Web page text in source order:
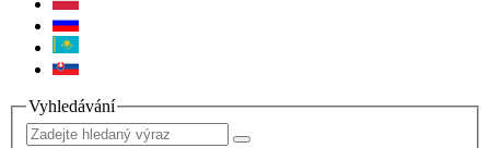
Vyhledávání